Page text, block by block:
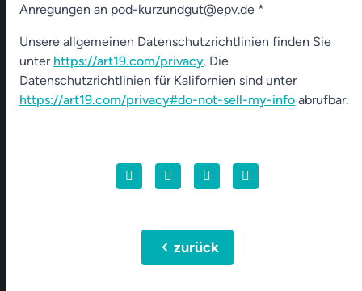
00:00
Anregungen an pod-kurzundgut@epv.de *
Unsere allgemeinen Datenschutzrichtlinien finden Sie
unter https://art19.com/privacy. Die
Datenschutzrichtlinien für Kalifornien sind unter
https://art19.com/privacy#do-not-sell-my-info abrufbar.
chevron_leftzurück